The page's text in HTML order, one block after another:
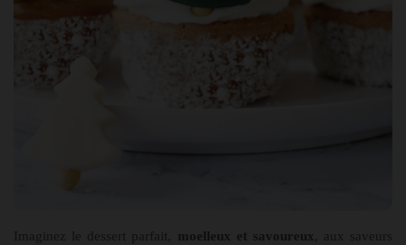
Imaginez le dessert parfait, moelleux et savoureux
, aux saveurs